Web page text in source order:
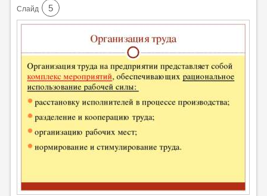
Cлайд 5